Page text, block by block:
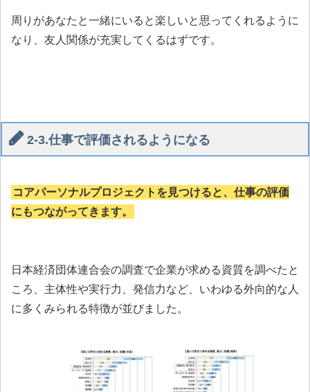
周りがあなたと一緒にいると楽しいと思ってくれるように
なり、友人関係が充実してくるはずです。
2-3.仕事で評価されるようになる
コアパーソナルプロジェクトを見つけると、仕事の評価
にもつながってきます。
日本経済団体連合会の調査で企業が求める資質を調べたと
ころ、主体性や実行力、発信力など、いわゆる外向的な人
に多くみられる特徴が並びました。